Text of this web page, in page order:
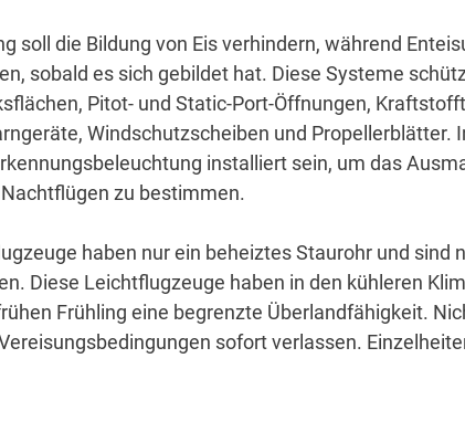
soll die Bildung von Eis verhindern, während
sobald es sich gebildet hat. Diese Systeme
Pitot- und Static-Port-Öffnungen,
Windschutzscheiben und Propellerblätter.
installiert sein, um das
zu bestimmen.
haben nur ein beheiztes Staurohr und sind
Diese Leichtflugzeuge haben in den kühleren
Frühling eine begrenzte Überlandfähigkeit.
sofort verlassen.